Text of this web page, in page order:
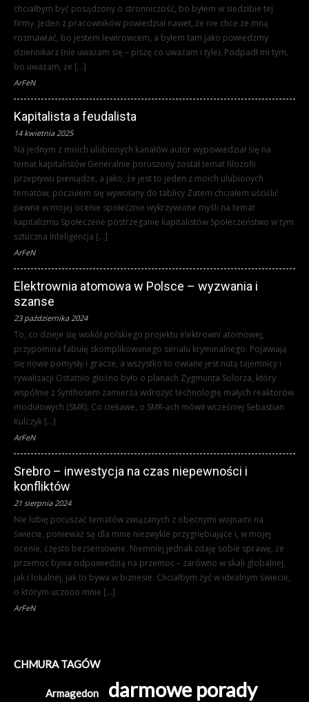
chciałbym być posądzony o stronniczość, bo byłem w siedzibie tej
firmy. Jeden z pracowników powiedział nawet, że nie chce ze mną
rozmawiać, bo jestem lewicowcem, a byłem tam jako powiedzmy
dziennikarz (nie uważam się – piszę co uważam i tyle). Podpadł mi tym,
bo uważam, że […]
ArFeN
Kapitalista a feudalista
14 kwietnia 2025
Na jednym z moich ulubionych kanałów autor wypowiedział się na
temat kapitalistów Generalnie poruszony został temat filozofii
przepływu pieniądze, a jako, że jest to jeden z moich ulubionych
tematów, poczułem się wywołany do tablicy Zatem chciałem uściślić
pewne w mojej ocenie społecznie wykrzywione myśli na temat
kapitalizmu Społeczene postrzeganie kapitalistów Społeczeństwo w tym
sztuczna inteligencja […]
ArFeN
Elektrownia atomowa w Polsce – wyzwania i
szanse
23 października 2024
To, co dzieje się wokół polskiego projektu elektrowni atomowej,
przypomina fabułę skomplikowanego serialu kryminalnego. Pojawiają
się nowe pomysły i gracze, a wszystko to owiane jest nutą tajemnicy i
rywalizacji Ostatnio głośno było o planach Zygmunta Solorza, który
wspólnie z Synthosem zamierza wdrożyć technologię małych reaktorów
modułowych (SMR). Co ciekawe, o SMR-ach mówił wcześniej Sebastian
Kulczyk […]
ArFeN
Srebro – inwestycja na czas niepewności i
konfliktów
21 sierpnia 2024
Nie lubię poruszać tematów związanych z obecnymi wojnami na
świecie, ponieważ są dla mnie niezwykle przygnębiające i, w mojej
ocenie, często bezsensowne. Niemniej jednak zdaję sobie sprawę, że
przemoc bywa odpowiedzią na przemoc – zarówno w skali globalnej,
jak i lokalnej, jak to bywa w biznesie. Chciałbym żyć w idealnym świecie,
o którym uczono mnie […]
ArFeN
CHMURA TAGÓW
Armagedon darmowe porady